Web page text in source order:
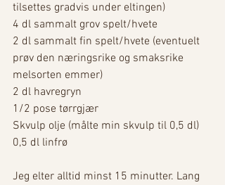
tilsettes gradvis under eltingen)
4 dl sammalt grov spelt/hvete
2 dl sammalt fin spelt/hvete (eventuelt
prøv den næringsrike og smaksrike
melsorten emmer)
2 dl havregryn
1/2 pose tørrgjær
Skvulp olje (målte min skvulp til 0,5 dl)
0,5 dl linfrø
Jeg elter alltid minst 15 minutter. Lang